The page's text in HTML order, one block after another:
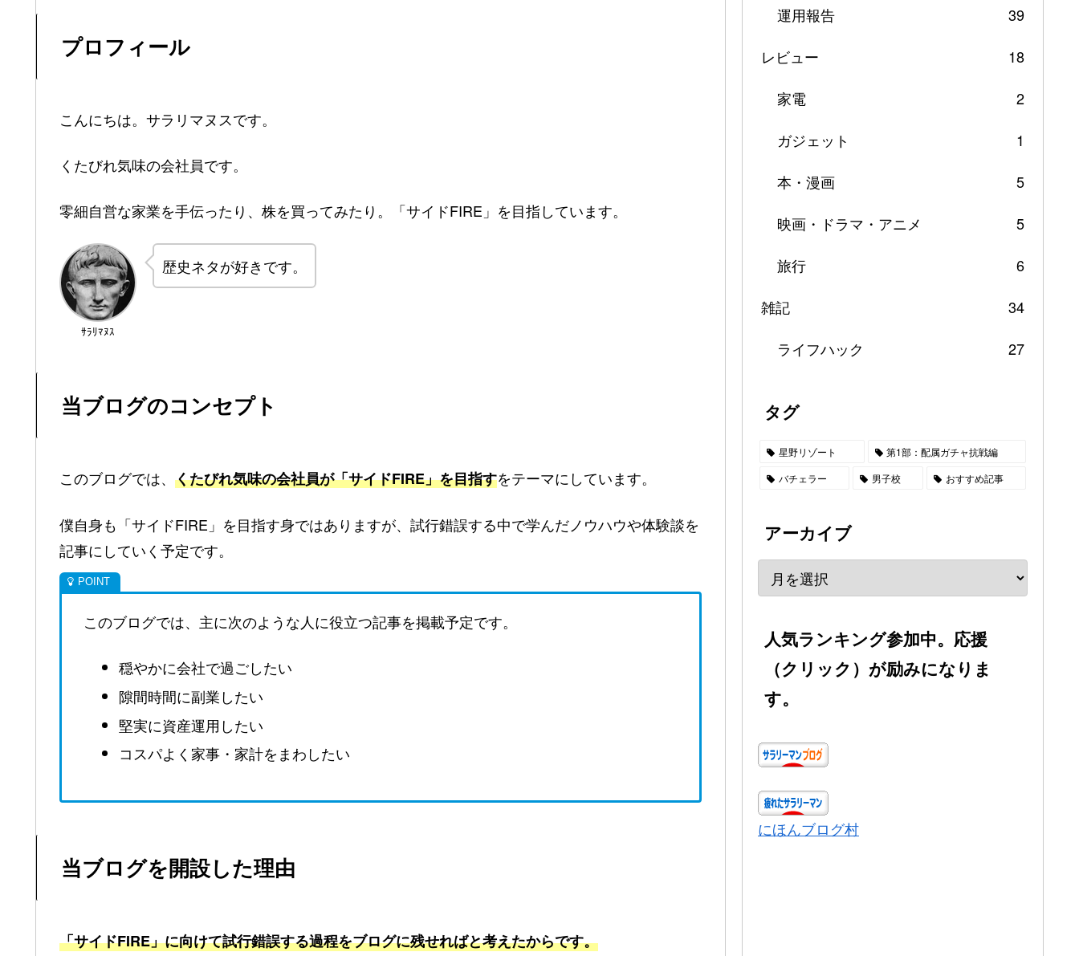
プロフィール
こんにちは。サラリマヌスです。
くたびれ気味の会社員です。
零細自営な家業を手伝ったり、株を買ってみたり。「サイドFIRE」を目指しています。
ｻﾗﾘﾏﾇｽ
歴史ネタが好きです。
当ブログのコンセプト
このブログでは、 くたびれ気味の会社員が「サイドFIRE」を目指すをテーマにしています。
僕自身も「サイドFIRE」を目指す身ではありますが、試行錯誤する中で学んだノウハウや体験談を
記事にしていく予定です。
このブログでは、主に次のような人に役立つ記事を掲載予定です。
穏やかに会社で過ごしたい
隙間時間に副業したい
堅実に資産運用したい
コスパよく家事・家計をまわしたい
当ブログを開設した理由
「サイドFIRE」に向けて試行錯誤する過程をブログに残せればと考えたからです。
運用報告
39
レビュー
18
家電
2
ガジェット
1
本・漫画
5
映画・ドラマ・アニメ
5
旅行
6
雑記
34
ライフハック
27
タグ
星野リゾート
第1部：配属ガチャ抗戦編
バチェラー
男子校 おすすめ記事
アーカイブ
人気ランキング参加中。応援
（クリック）が励みになりま
す。
にほんブログ村